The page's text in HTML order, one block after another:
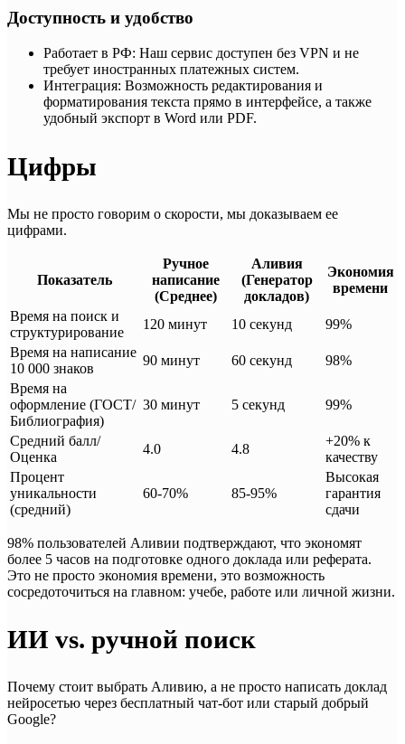
Доступность и удобство
Работает в РФ: Наш сервис доступен без VPN и не
требует иностранных платежных систем.
Интеграция: Возможность редактирования и
форматирования текста прямо в интерфейсе, а также
удобный экспорт в Word или PDF.
Цифры
Мы не просто говорим о скорости, мы доказываем ее
цифрами.
Показатель
Ручное
написание
(Среднее)
Аливия
(Генератор
докладов)
Экономия
времени
Время на поиск и
структурирование
120 минут 10 секунд
99%
Время на написание
10 000 знаков
90 минут 60 секунд
98%
Время на
оформление (ГОСТ/
Библиография)
30 минут 5 секунд 99%
Средний балл/
Оценка
4.0 4.8
+20% к
качеству
Процент
уникальности
(средний)
60-70% 85-95%
Высокая
гарантия
сдачи
98% пользователей Аливии подтверждают, что экономят
более 5 часов на подготовке одного доклада или реферата.
Это не просто экономия времени, это возможность
сосредоточиться на главном: учебе, работе или личной жизни.
ИИ vs. ручной поиск
Почему стоит выбрать Аливию, а не просто написать доклад
нейросетью через бесплатный чат-бот или старый добрый
Google?